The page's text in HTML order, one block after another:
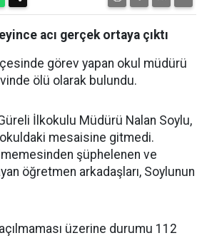
acı gerçek ortaya çıktı
görev yapan okul müdürü
ölü olarak bulundu.
İlkokulu Müdürü Nalan Soylu,
mesaisine gitmedi.
şüphelenen ve
öğretmen arkadaşları, Soylunun
üzerine durumu 112